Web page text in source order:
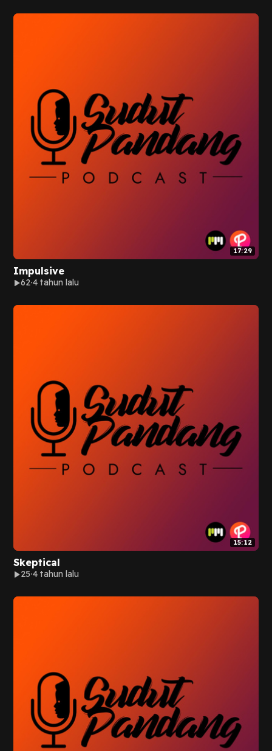
17:29
Impulsive
62 4 tahun lalu
15:12
Skeptical
25 4 tahun lalu